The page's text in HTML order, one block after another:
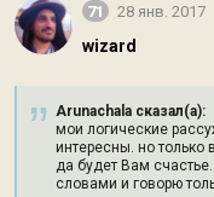
71 28 янв. 2017
wizard
Arunachala сказал(а):
мои логические
интересны. но только
да будет Вам
словами и говорю